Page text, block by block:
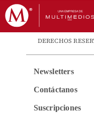
DERECHOS
Newsletters
Contáctanos
Suscripciones